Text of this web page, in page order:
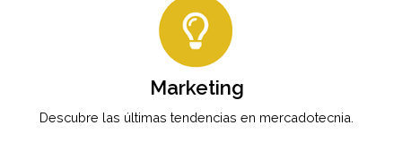
Marketing
Descubre las últimas tendencias en mercadotecnia.